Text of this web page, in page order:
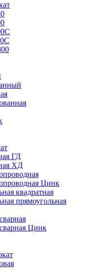
ГД
ХД
Цинк
квадратная
прямоугольная
Цинк